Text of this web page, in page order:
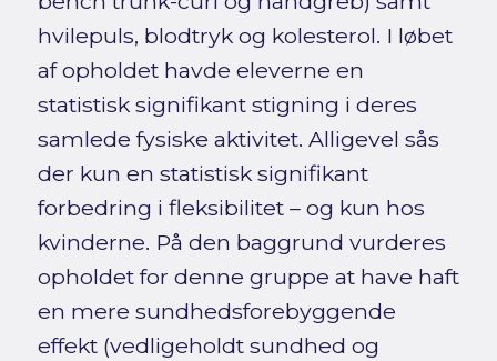
hvilepuls, blodtryk og kolesterol. I løbet
af opholdet havde eleverne en
statistisk signifikant stigning i deres
samlede fysiske aktivitet. Alligevel sås
der kun en statistisk signifikant
forbedring i fleksibilitet – og kun hos
kvinderne. På den baggrund vurderes
opholdet for denne gruppe at have haft
en mere sundhedsforebyggende
effekt (vedligeholdt sundhed og